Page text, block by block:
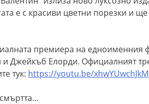
е с красиви цветни порезки и
премиера на едноименния
и Джейкъб Елорди. Официалният
тук: https://youtu.be/xhwYUwchJkM